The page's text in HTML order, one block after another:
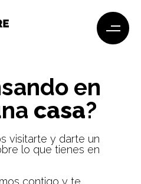
en
casa?
visitarte y darte un
lo que tienes en
contigo y te